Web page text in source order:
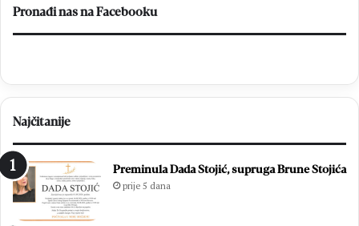
Pronađi nas na Facebooku
Najčitanije
Preminula Dada Stojić, supruga Brune Stojića
prije 5 dana